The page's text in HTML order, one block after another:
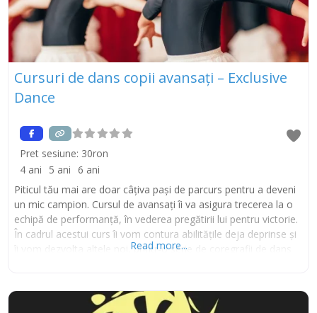
Cursuri de dans copii avansați – Exclusive
Dance
Pret sesiune: 30ron
4 ani
5 ani 6 ani
Piticul tău mai are doar câțiva pași de parcurs pentru a deveni
un mic campion. Cursul de avansați îi va asigura trecerea la o
echipă de performanță, în vederea pregătirii lui pentru victorie.
În cadrul acestui curs îi vom contura abilitățile deja deprinse și
îi vom dezvolta altele noi, printr-o serie de coregrafii de dans
Read more...